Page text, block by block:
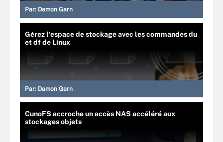
Par: Damon Garn
Gérez l’espace de stockage avec les commandes du
et df de Linux
Par: Damon Garn
CunoFS accroche un accès NAS accéléré aux
stockages objets